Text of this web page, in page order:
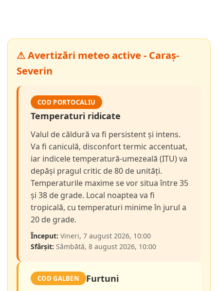
⚠ Avertizări meteo active - Caraș-
Severin
COD PORTOCALIU
Temperaturi ridicate
Valul de căldură va fi persistent și intens.
Va fi caniculă, disconfort termic accentuat,
iar indicele temperatură-umezeală (ITU) va
depăși pragul critic de 80 de unități.
Temperaturile maxime se vor situa între 35
și 38 de grade. Local noaptea va fi
tropicală, cu temperaturi minime în jurul a
20 de grade.
Început: Vineri, 7 august 2026, 10:00
Sfârșit: Sâmbătă, 8 august 2026, 10:00
COD GALBEN Furtuni